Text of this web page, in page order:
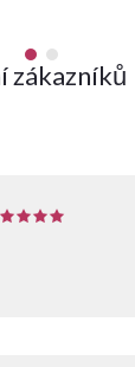
zákazníků